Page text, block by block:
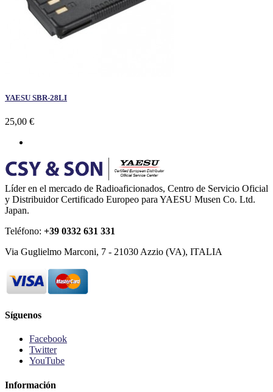
YAESU SBR-28LI
25,00 €
Líder en el mercado de Radioaficionados, Centro de Servicio Oficial
y Distribuidor Certificado Europeo para YAESU Musen Co. Ltd.
Japan.
Teléfono: +39 0332 631 331
Via Guglielmo Marconi, 7 - 21030 Azzio (VA), ITALIA
Síguenos
Facebook
Twitter
YouTube
Información